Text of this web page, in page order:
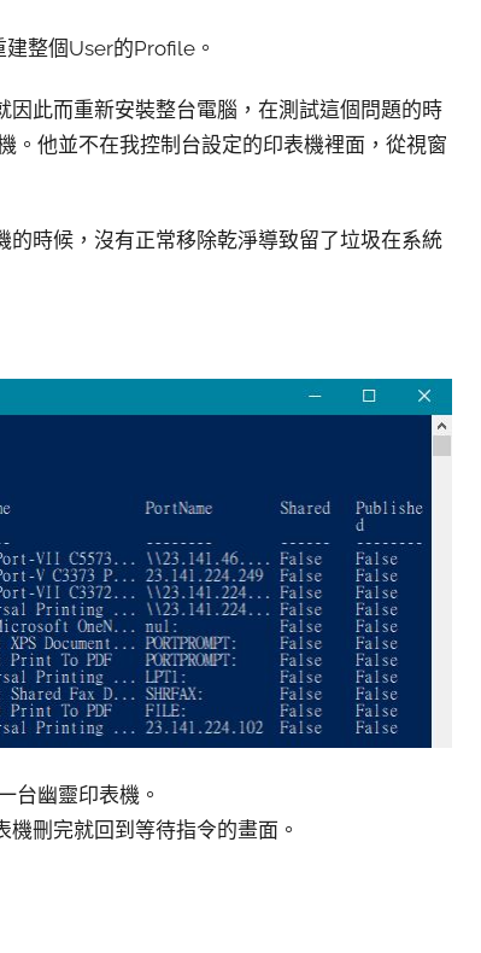
整個User的Profile。
此而重新安裝整台電腦，在測試這個問題的時
。他並不在我控制台設定的印表機裡面，從視窗
時候，沒有正常移除乾淨導致留了垃圾在系統
台幽靈印表機。
刪完就回到等待指令的畫面。